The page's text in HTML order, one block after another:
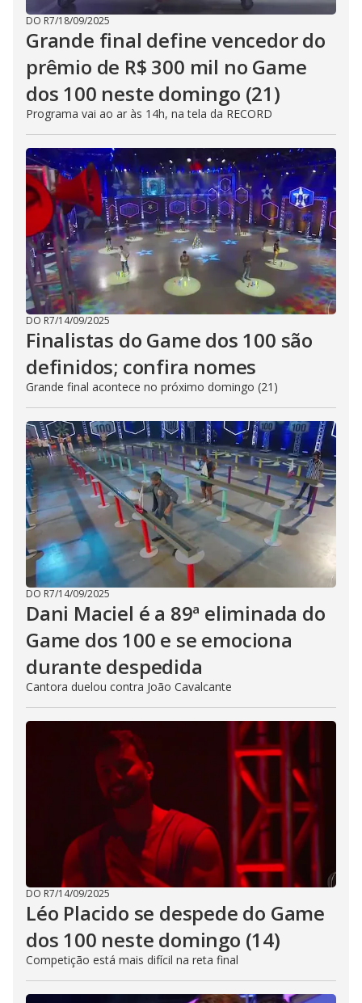
DO R7/18/09/2025
Grande final define vencedor do
prêmio de R$ 300 mil no Game
dos 100 neste domingo (21)
Programa vai ao ar às 14h, na tela da RECORD
DO R7/14/09/2025
Finalistas do Game dos 100 são
definidos; confira nomes
Grande final acontece no próximo domingo (21)
DO R7/14/09/2025
Dani Maciel é a 89ª eliminada do
Game dos 100 e se emociona
durante despedida
Cantora duelou contra João Cavalcante
DO R7/14/09/2025
Léo Placido se despede do Game
dos 100 neste domingo (14)
Competição está mais difícil na reta final